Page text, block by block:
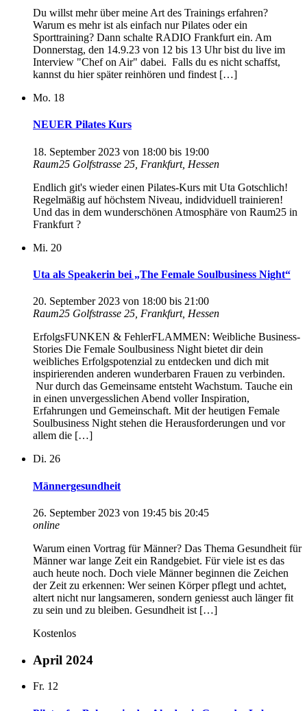
Du willst mehr über meine Art des Trainings erfahren?
Warum es mehr ist als einfach nur Pilates oder ein
Sporttraining? Dann schalte RADIO Frankfurt ein. Am
Donnerstag, den 14.9.23 von 12 bis 13 Uhr bist du live im
Interview "Chef on Air" dabei. Falls du es nicht schaffst,
kannst du hier später reinhören und findest […]
Mo. 18
NEUER Pilates Kurs
18. September 2023 von 18:00 bis 19:00
Raum25 Golfstrasse 25, Frankfurt, Hessen
Endlich git's wieder einen Pilates-Kurs mit Uta Gotschlich!
Regelmäßig auf höchstem Niveau, indidviduell trainieren!
Und das in dem wunderschönen Atmosphäre von Raum25 in
Frankfurt ?
Mi. 20
Uta als Speakerin bei „The Female Soulbusiness Night“
20. September 2023 von 18:00 bis 21:00
Raum25 Golfstrasse 25, Frankfurt, Hessen
ErfolgsFUNKEN & FehlerFLAMMEN: Weibliche Business-
Stories Die Female Soulbusiness Night bietet dir dein
weibliches Erfolgspotenzial zu entdecken und dich mit
inspirierenden anderen wunderbaren Frauen zu verbinden.
Nur durch das Gemeinsame entsteht Wachstum. Tauche ein
in einen unvergesslichen Abend voller Inspiration,
Erfahrungen und Gemeinschaft. Mit der heutigen Female
Soulbusiness Night stehen die Herausforderungen und vor
allem die […]
Di. 26
Männergesundheit
26. September 2023 von 19:45 bis 20:45
online
Warum einen Vortrag für Männer? Das Thema Gesundheit für
Männer war lange Zeit ein Randgebiet. Für viele ist es das
auch heute noch. Doch viele Männer beginnen die Zeichen
der Zeit zu erkennen: Wer seinen Körper pflegt und achtet,
altert nicht nur langsameren, sondern geniesst auch länger fit
zu sein und zu bleiben. Gesundheit ist […]
Kostenlos
April 2024
Fr. 12